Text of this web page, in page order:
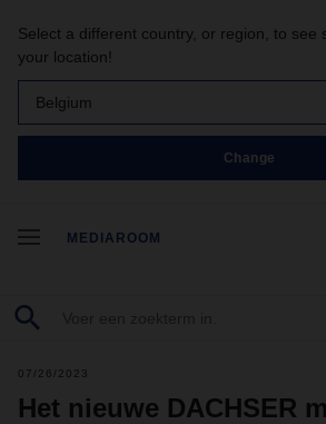
Select a different country, or region, to see
your location!
Belgium
Change
MEDIAROOM
07/26/2023
Het nieuwe DACHSER